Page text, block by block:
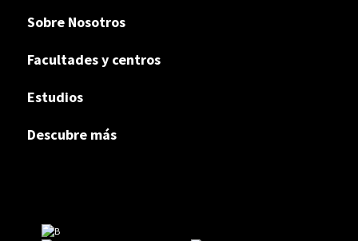
Sobre Nosotros
Facultades y centros
Estudios
Descubre más